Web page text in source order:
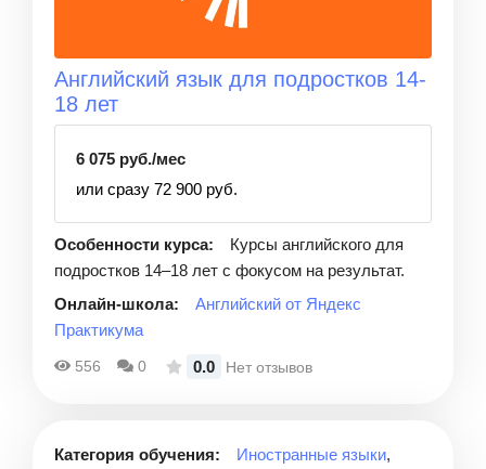
Английский язык для подростков 14-
18 лет
6 075 руб./мес
или сразу 72 900 руб.
Особенности курса:
Курсы английского для
подростков 14–18 лет с фокусом на результат.
Онлайн-школа:
Английский от Яндекс
Практикума
556 0 0.0 Нет отзывов
Категория обучения: Иностранные языки,